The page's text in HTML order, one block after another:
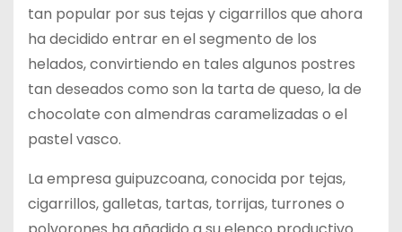
tan popular por sus tejas y cigarrillos que ahora
ha decidido entrar en el segmento de los
helados, convirtiendo en tales algunos postres
tan deseados como son la tarta de queso, la de
chocolate con almendras caramelizadas o el
pastel vasco.
La empresa guipuzcoana, conocida por tejas,
cigarrillos, galletas, tartas, torrijas, turrones o